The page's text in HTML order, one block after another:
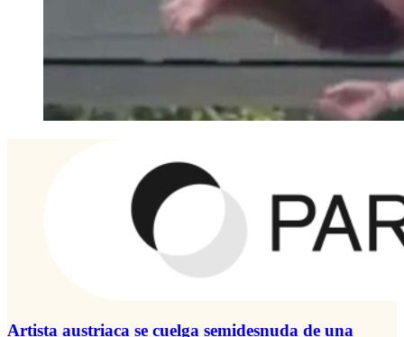
Artista austriaca se cuelga semidesnuda de una